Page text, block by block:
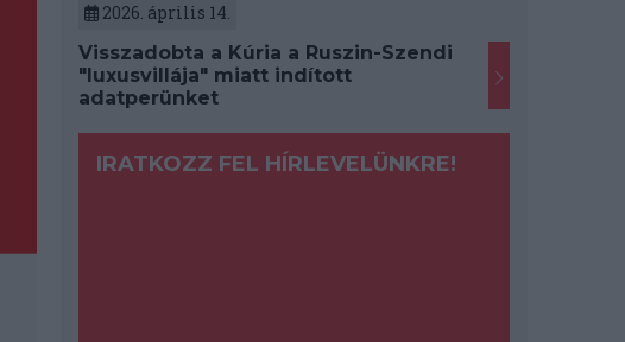
2026. április 14.
Visszadobta a Kúria a Ruszin-Szendi
"luxusvillája" miatt indított
adatperünket
IRATKOZZ FEL HÍRLEVELÜNKRE!